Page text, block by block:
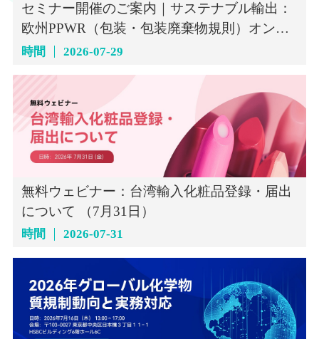
セミナー開催のご案内｜サステナブル輸出：
欧州PPWR（包装・包装廃棄物規則）オンラ
インセミナー（7月29日）
時間 2026-07-29
無料ウェビナー：台湾輸入化粧品登録・届出
について （7月31日）
時間 2026-07-31